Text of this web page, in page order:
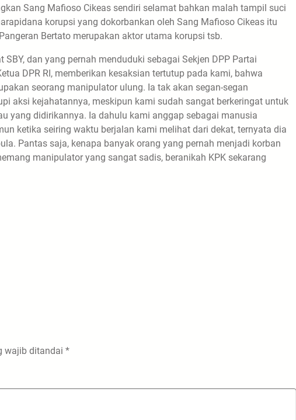
Sang Mafioso Cikeas sendiri selamat bahkan malah tampil suci
korupsi yang dokorbankan oleh Sang Mafioso Cikeas itu
Bertato merupakan aktor utama korupsi tsb.
dan yang pernah menduduki sebagai Sekjen DPP Partai
DPR RI, memberikan kesaksian tertutup pada kami, bahwa
seorang manipulator ulung. Ia tak akan segan-segan
aksi kejahatannya, meskipun kami sudah sangat berkeringat untuk
yang didirikannya. Ia dahulu kami anggap sebagai manusia
ketika seiring waktu berjalan kami melihat dari dekat, ternyata dia
Pantas saja, kenapa banyak orang yang pernah menjadi korban
manipulator yang sangat sadis, beranikah KPK sekarang
wajib ditandai *